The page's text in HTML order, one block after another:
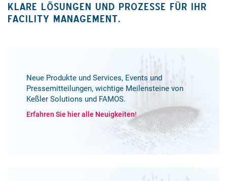
KLARE LÖSUNGEN UND PROZESSE FÜR IHR
FACILITY MANAGEMENT.
Neue Produkte und Services, Events und
Pressemitteilungen, wichtige Meilensteine von
Keßler Solutions und FAMOS.
Erfahren Sie hier alle Neuigkeiten!